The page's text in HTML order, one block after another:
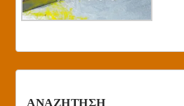
ΑΝΑΖΗΤΗΣΗ